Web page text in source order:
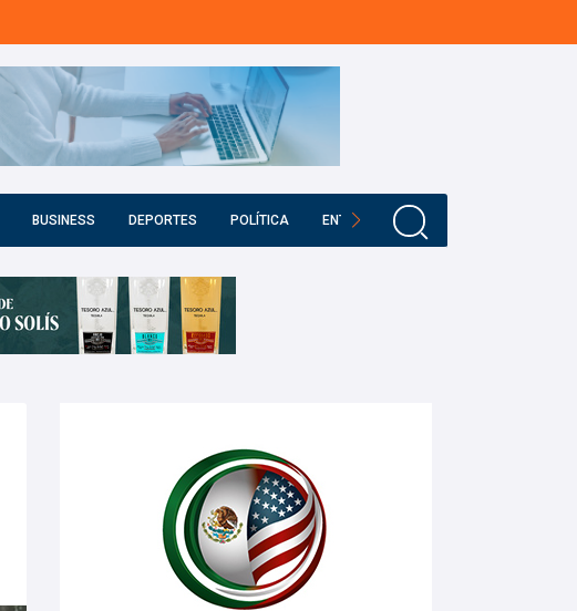
BUSINESS DEPORTES POLÍTICA ENTRETENIMIENTO